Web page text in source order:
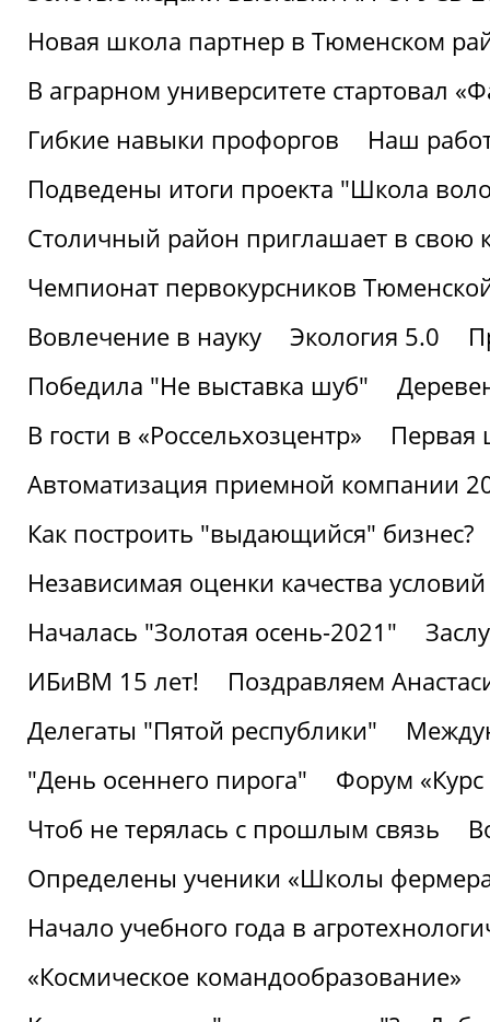
Новая школа партнер в Тюменском
В аграрном университете стартовал
Гибкие навыки профоргов
Наш
Подведены итоги проекта "Школа
Столичный район приглашает в свою
Чемпионат первокурсников
Вовлечение в науку
Экология 5.0
Победила "Не выставка шуб"
В гости в «Россельхозцентр»
Первая
Автоматизация приемной компании
Как построить "выдающийся" бизнес?
Независимая оценки качества
Началась "Золотая осень-2021"
ИБиВМ 15 лет!
Поздравляем
Делегаты "Пятой республики"
"День осеннего пирога"
Форум «Курс
Чтоб не терялась с прошлым связь
Определены ученики «Школы
Начало учебного года в
«Космическое командообразование»